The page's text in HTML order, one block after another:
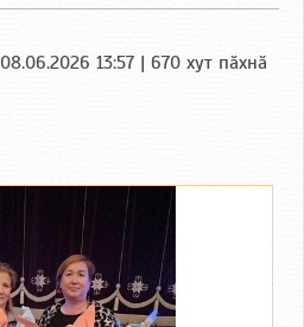
08.06.2026 13:57 | 670 хут пӑхнӑ